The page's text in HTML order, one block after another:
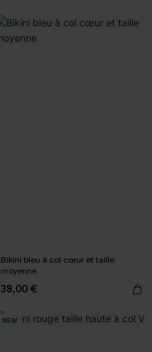
Bikini bleu à col cœur et taille
moyenne
38,00 €
NEW